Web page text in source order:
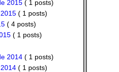
2015( 1 posts)
( 1 posts)
( 4 posts)
( 1 posts)
2014( 1 posts)
( 1 posts)